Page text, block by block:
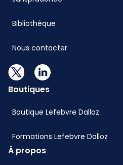
Bibliothèque
Nous contacter
Boutiques
Boutique Lefebvre Dalloz
Formations Lefebvre Dalloz
À propos